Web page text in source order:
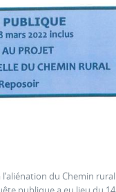
l’aliénation du Chemin rural